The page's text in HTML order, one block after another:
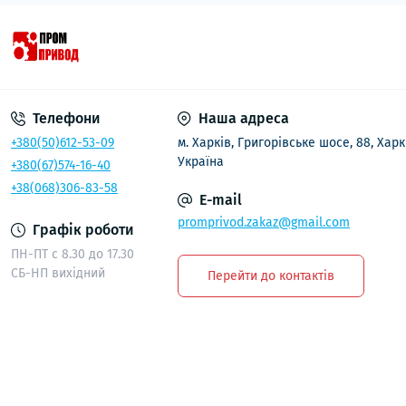
Телефони
+380(50)612-53-09
+380(67)574-16-40
+38(068)306-83-58
Графік роботи
ПН-ПТ с 8.30 до 17.30
СБ-НП вихідний
Наша адреса
м. Харків, Григорівське шосе, 88,
Україна
E-mail
promprivod.zakaz@gmail.com
Перейти до контактів